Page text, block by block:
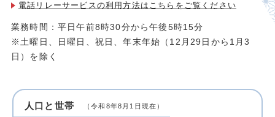
電話リレーサービスの利用方法は こちらをご覧ください
業務時間：平日午前8時30分から午後5時15分
※土曜日、日曜日、祝日、年末年始（12月29日から1月3
日）を除く
人口と世帯 （令和8年8月1日現在）